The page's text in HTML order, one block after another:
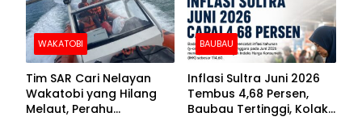
WAKATOBI
Tim SAR Cari Nelayan
Wakatobi yang Hilang
Melaut, Perahu
BAUBAU
Inflasi Sultra Juni 2026
Tembus 4,68 Persen,
Baubau Tertinggi, Kolaka